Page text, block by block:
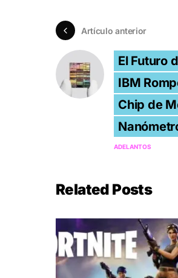
Artículo anterior
El Futuro
IBM
Chip de
ADELANTOS
Related Posts